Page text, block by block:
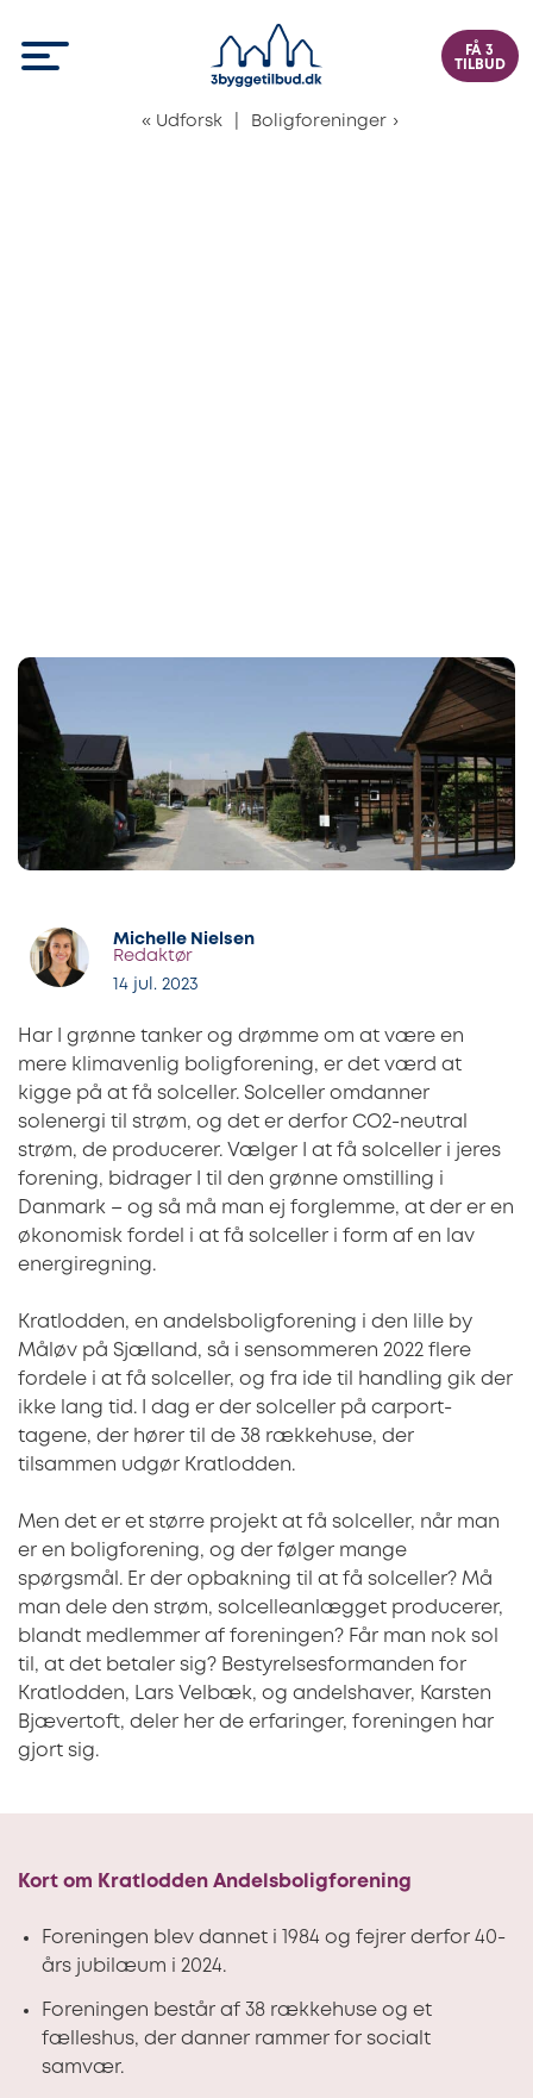
FÅ 3
TILBUD
« Udforsk Boligforeninger ›
Michelle Nielsen
Redaktør
14 jul. 2023
Har I grønne tanker og drømme om at være en
mere klimavenlig boligforening, er det værd at
kigge på at få solceller. Solceller omdanner
solenergi til strøm, og det er derfor CO2-neutral
strøm, de producerer. Vælger I at få solceller i jeres
forening, bidrager I til den grønne omstilling i
Danmark – og så må man ej forglemme, at der er en
økonomisk fordel i at få solceller i form af en lav
energiregning.
Kratlodden, en andelsboligforening i den lille by
Måløv på Sjælland, så i sensommeren 2022 flere
fordele i at få solceller, og fra ide til handling gik der
ikke lang tid. I dag er der solceller på carport-
tagene, der hører til de 38 rækkehuse, der
tilsammen udgør Kratlodden.
Men det er et større projekt at få solceller, når man
er en boligforening, og der følger mange
spørgsmål. Er der opbakning til at få solceller? Må
man dele den strøm, solcelleanlægget producerer,
blandt medlemmer af foreningen? Får man nok sol
til, at det betaler sig? Bestyrelsesformanden for
Kratlodden, Lars Velbæk, og andelshaver, Karsten
Bjævertoft, deler her de erfaringer, foreningen har
gjort sig.
Kort om Kratlodden Andelsboligforening
Foreningen blev dannet i 1984 og fejrer derfor 40-
års jubilæum i 2024.
Foreningen består af 38 rækkehuse og et
fælleshus, der danner rammer for socialt
samvær.